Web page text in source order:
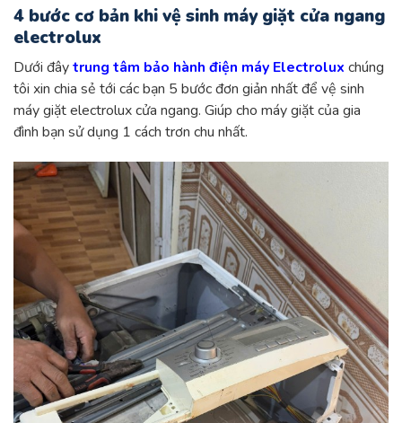
4 bước cơ bản khi vệ sinh máy giặt cửa ngang
electrolux
Dưới đâytrung tâm bảo hành điện máy Electrolux chúng
tôi xin chia sẻ tới các bạn 5 bước đơn giản nhất để vệ sinh
máy giặt electrolux cửa ngang. Giúp cho máy giặt của gia
đình bạn sử dụng 1 cách trơn chu nhất.